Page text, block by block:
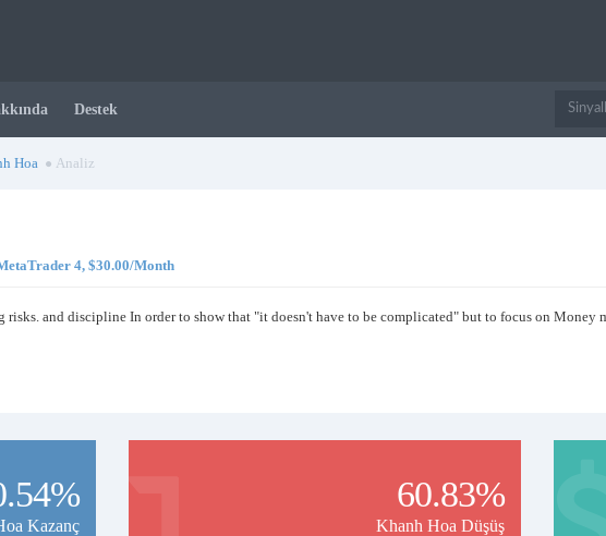
Destek
Hoa Analiz
4, $30.00/Month
risks. and discipline In order to show that "it doesn't have to be complicated" but to focus on Money
Kazanç
60.83%
Khanh Hoa Düşüş